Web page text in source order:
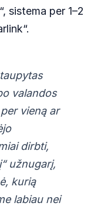
sistema per 1–2
valandos
vieną ar
dirbti,
užnugarį,
kurią
labiau nei